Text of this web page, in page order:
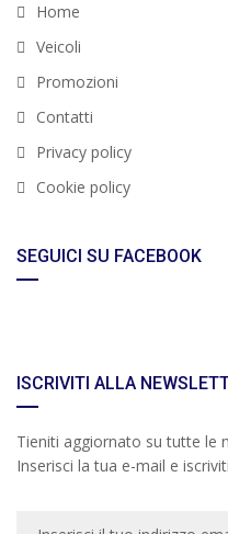
Home
Veicoli
Promozioni
Contatti
Privacy policy
Cookie policy
SEGUICI SU FACEBOOK
ISCRIVITI ALLA
Tieniti aggiornato su tutte le
Inserisci la tua e-mail e